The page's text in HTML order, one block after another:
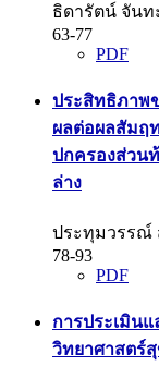
ธิดารัตน์ จัน
63-77
PDF
ประสิทธิภาพ
ผลต่อผลสัมฤ
ปกครองส่วน
ล่าง
ประทุมวรรณ์
78-93
PDF
การประเมิน
วิทยาศาสตร์